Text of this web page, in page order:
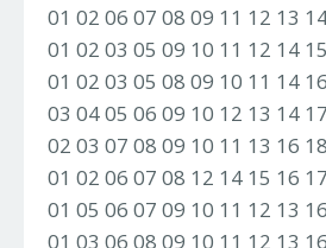
01 02 06 07 08 09 11 12 13
01 02 03 05 09 10 11 12 14
01 02 03 05 08 09 10 11 14
03 04 05 06 09 10 12 13 14
02 03 07 08 09 10 11 13 16
01 02 06 07 08 12 14 15 16
01 05 06 07 09 10 11 12 13
01 03 06 08 09 10 11 12 13